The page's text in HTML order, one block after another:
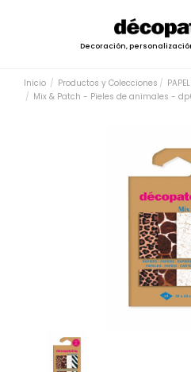
Decoración,
Inicio Productos y Colecciones
Mix & Patch - Pieles de animales -